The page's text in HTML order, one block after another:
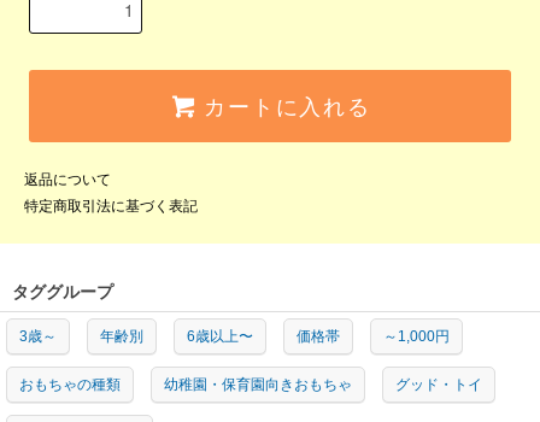
カートに入れる
返品について
特定商取引法に基づく表記
タググループ
3歳～ 年齢別 6歳以上〜 価格帯 ～1,000円
おもちゃの種類 幼稚園・保育園向きおもちゃ グッド・トイ